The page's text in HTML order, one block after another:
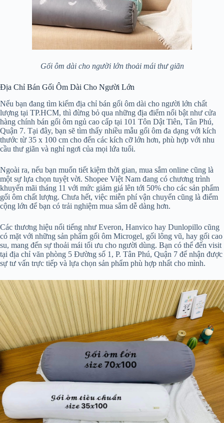
Gối ôm dài cho người lớn thoải mái thư giãn
Địa Chỉ Bán Gối Ôm Dài Cho Người Lớn
Nếu bạn đang tìm kiếm địa chỉ bán gối ôm dài cho người lớn chất
lượng tại TP.HCM, thì đừng bỏ qua những địa điểm nổi bật như cửa
hàng chính bán gối ôm ngủ cao cấp tại 101 Tôn Dật Tiên, Tân Phú,
Quận 7. Tại đây, bạn sẽ tìm thấy nhiều mẫu gối ôm đa dạng với kích
thước từ 35 x 100 cm cho đến các kích cỡ lớn hơn, phù hợp với nhu
cầu thư giãn và nghỉ ngơi của mọi lứa tuổi.
Ngoài ra, nếu bạn muốn tiết kiệm thời gian, mua sắm online cũng là
một sự lựa chọn tuyệt vời. Shopee Việt Nam đang có chương trình
khuyến mãi tháng 11 với mức giảm giá lên tới 50% cho các sản phẩm
gối ôm chất lượng. Chưa hết, việc miễn phí vận chuyển cũng là điểm
cộng lớn để bạn có trải nghiệm mua sắm dễ dàng hơn.
Các thương hiệu nổi tiếng như Everon, Hanvico hay Dunlopillo cũng
có mặt với những sản phẩm gối ôm Microgel, gối lông vũ, hay gối cao
su, mang đến sự thoải mái tối ưu cho người dùng. Bạn có thể đến visit
tại địa chỉ văn phòng 5 Đường số 1, P. Tân Phú, Quận 7 để nhận được
sự tư vấn trực tiếp và lựa chọn sản phẩm phù hợp nhất cho mình.